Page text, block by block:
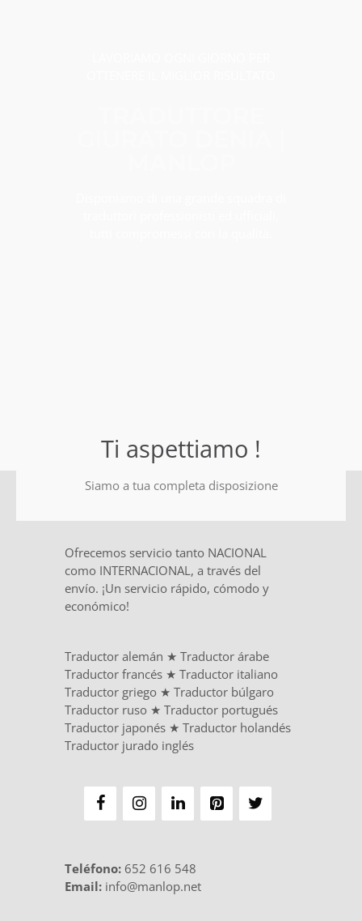
Ti aspettiamo !
Siamo a tua completa disposizione
Ofrecemos servicio tanto NACIONAL
como INTERNACIONAL, a través del
envío. ¡Un servicio rápido, cómodo y
económico!
Traductor alemán ★ Traductor árabe
Traductor francés ★ Traductor italiano
Traductor griego ★ Traductor búlgaro
Traductor ruso ★ Traductor portugués
Traductor japonés ★ Traductor holandés
Traductor jurado inglés
Teléfono: 652 616 548
Email: info@manlop.net